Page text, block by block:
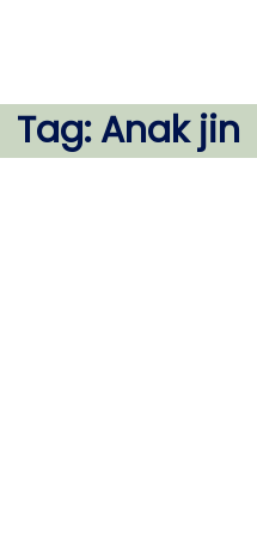
Tag:Anak jin